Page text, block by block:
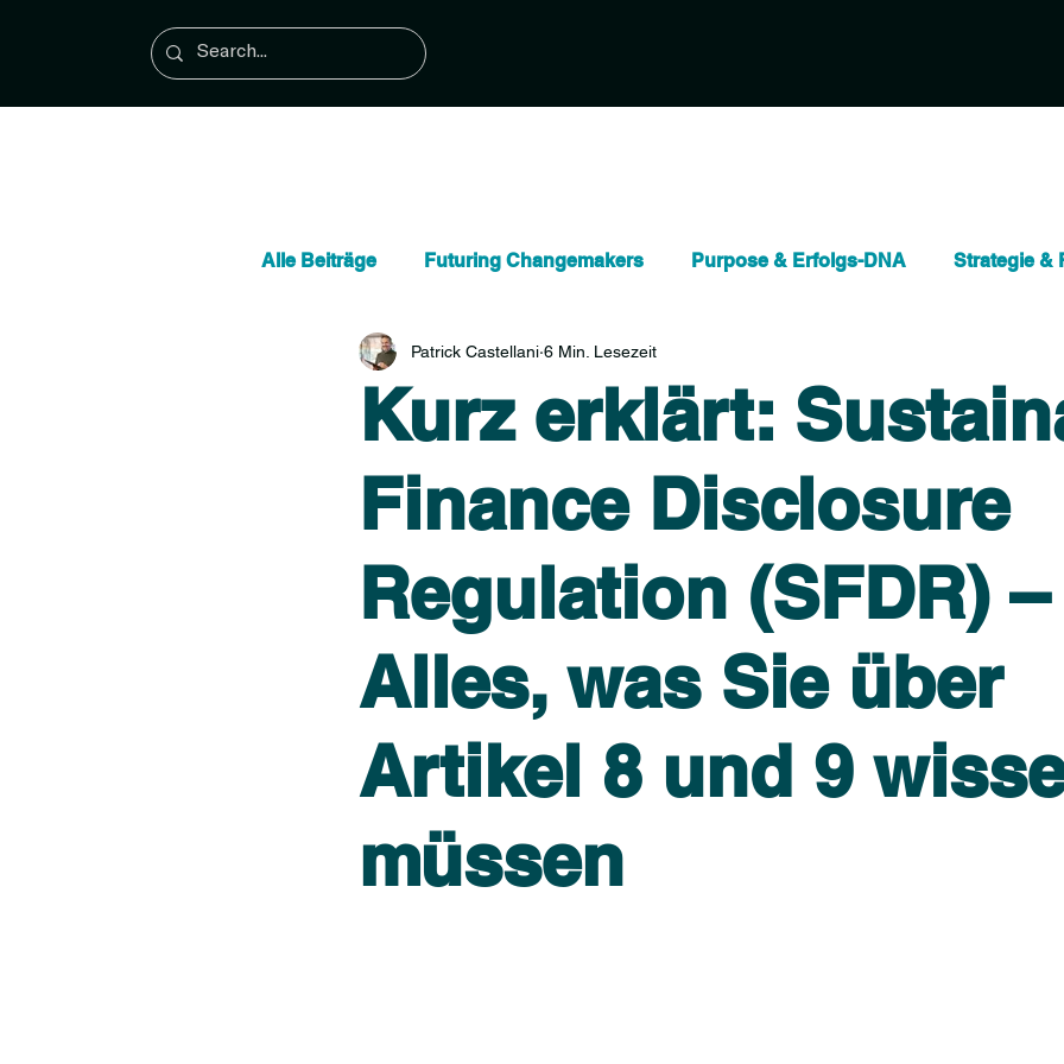
Alle Beiträge Futuring Changemakers Purpose & Erfolgs-DNA Strategie &
Kommunikation & Verhalten Nachhaltigkeit & Impact
Kurz erklärt:
Finance Disclosure
Regulation (SFDR) –
Alles, was Sie über
Artikel 8 und 9
müssen
Patrick Castellani 6 Min. Lesezeit